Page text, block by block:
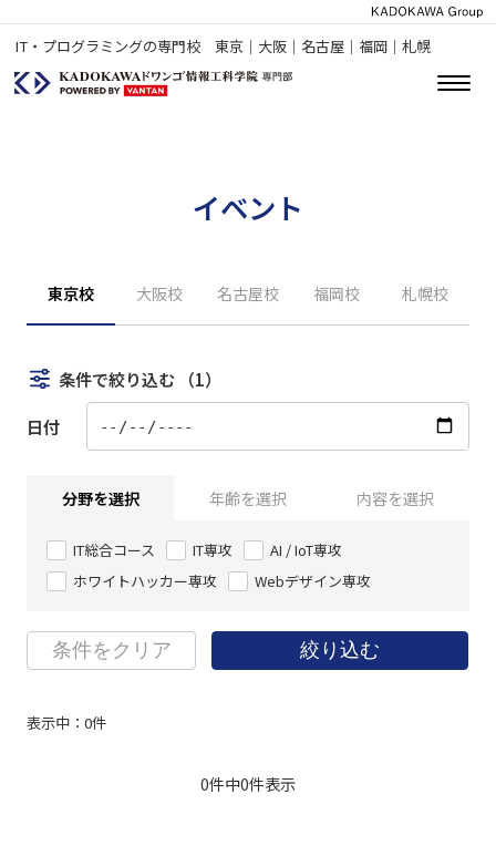
IT・プログラミングの専門校 東京｜大阪｜名古屋｜福岡｜札幌
イベント
東京校 大阪校 名古屋校 福岡校 札幌校
条件で絞り込む （1）
日付
分野を選択 年齢を選択 内容を選択
IT総合コース IT専攻
AI / IoT専攻
ホワイトハッカー専攻
Webデザイン専攻
条件をクリア 絞り込む
表示中： 0件
0件中0件表示